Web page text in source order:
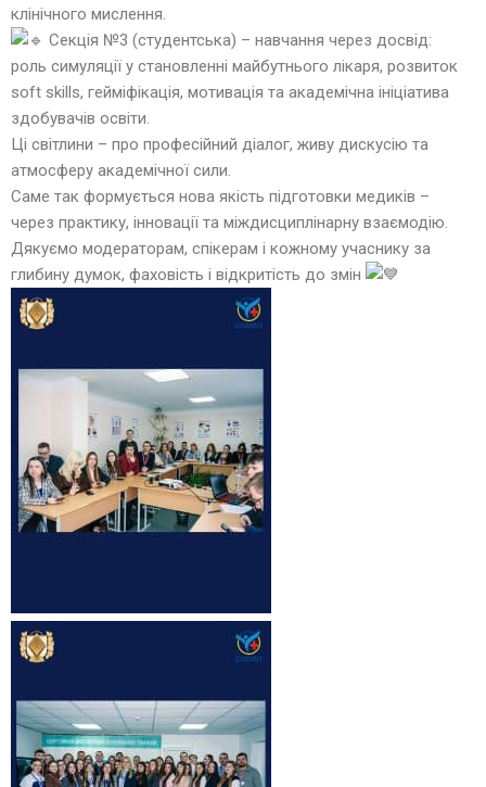
клінічного мислення.
Секція №3 (студентська) – навчання через досвід:
роль симуляції у становленні майбутнього лікаря, розвиток
soft skills, гейміфікація, мотивація та академічна ініціатива
здобувачів освіти.
Ці світлини – про професійний діалог, живу дискусію та
атмосферу академічної сили.
Саме так формується нова якість підготовки медиків –
через практику, інновації та міждисциплінарну взаємодію.
Дякуємо модераторам, спікерам і кожному учаснику за
глибину думок, фаховість і відкритість до змін